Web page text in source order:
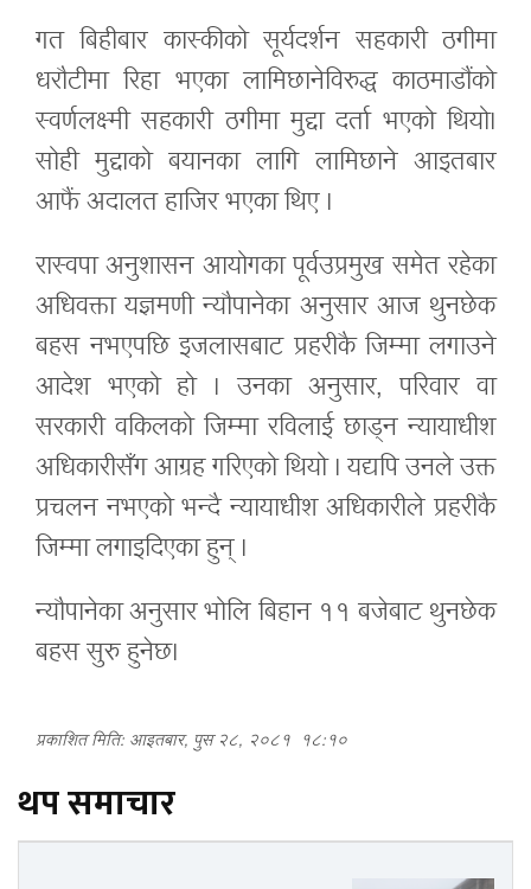
गत बिहीबार कास्कीको सूर्यदर्शन सहकारी ठगीमा
धरौटीमा रिहा भएका लामिछानेविरुद्ध काठमाडौंको
स्वर्णलक्ष्मी सहकारी ठगीमा मुद्दा दर्ता भएको थियो।
सोही मुद्दाको बयानका लागि लामिछाने आइतबार
आफैं अदालत हाजिर भएका थिए ।
रास्वपा अनुशासन आयोगका पूर्वउप्रमुख समेत रहेका
अधिवक्ता यज्ञमणी न्यौपानेका अनुसार आज थुनछेक
बहस नभएपछि इजलासबाट प्रहरीकै जिम्मा लगाउने
आदेश भएको हो । उनका अनुसार, परिवार वा
सरकारी वकिलको जिम्मा रविलाई छाड्न न्यायाधीश
अधिकारीसँग आग्रह गरिएको थियो । यद्यपि उनले उक्त
प्रचलन नभएको भन्दै न्यायाधीश अधिकारीले प्रहरीकै
जिम्मा लगाइदिएका हुन् ।
न्यौपानेका अनुसार भोलि बिहान ११ बजेबाट थुनछेक
बहस सुरु हुनेछ।
प्रकाशित मिति: आइतबार, पुस २८, २०८१ १८:१०
थप समाचार